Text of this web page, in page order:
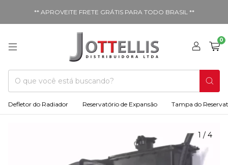
** APROVEITE FRETE GRÁTIS PARA TODO BRASIL **
0
Defletor do Radiador Reservatório de Expansão Tampa do
1 / 4